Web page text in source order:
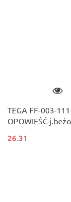
TEGA FF-003-
OPOWIEŚĆ
26.31